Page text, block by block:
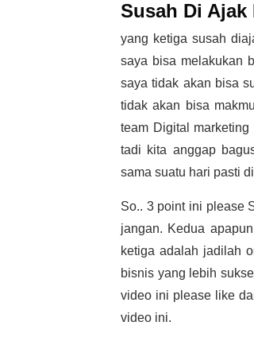
Susah Di Ajak
yang ketiga susah
saya bisa melakukan
saya tidak akan bisa
tidak akan bisa
team Digital
tadi kita anggap
sama suatu hari pasti
So.. 3 point ini please
jangan. Kedua
ketiga adalah jadilah
bisnis yang lebih
video ini please like
video ini.